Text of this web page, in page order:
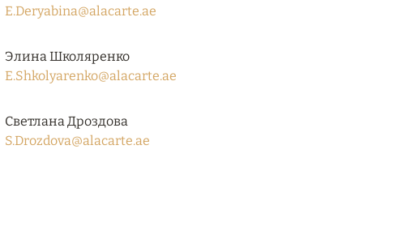
E.Deryabina@alacarte.ae
Элина Школяренко
E.Shkolyarenko@alacarte.ae
Светлана Дроздова
S.Drozdova@alacarte.ae